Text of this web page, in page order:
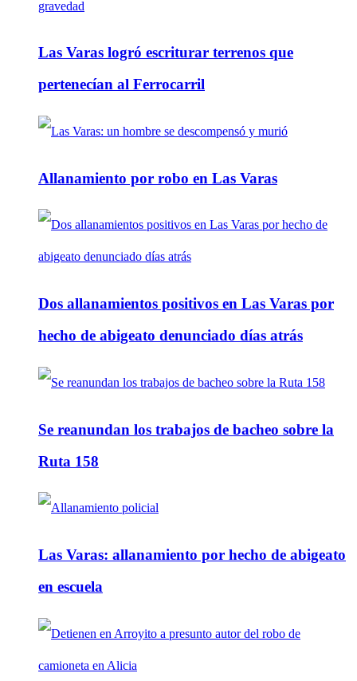
Las Varas logró escriturar terrenos que
pertenecían al Ferrocarril
Allanamiento por robo en Las Varas
Dos allanamientos positivos en Las Varas por
hecho de abigeato denunciado días atrás
Se reanundan los trabajos de bacheo sobre la
Ruta 158
Las Varas: allanamiento por hecho de abigeato
en escuela